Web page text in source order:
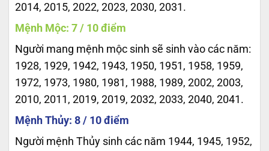
2014, 2015, 2022, 2023, 2030, 2031.
Mệnh Mộc: 7 / 10 điểm
Người mang mệnh mộc sinh sẽ sinh vào các năm:
1928, 1929, 1942, 1943, 1950, 1951, 1958, 1959,
1972, 1973, 1980, 1981, 1988, 1989, 2002, 2003,
2010, 2011, 2019, 2019, 2032, 2033, 2040, 2041.
Mệnh Thủy: 8 / 10 điểm
Người mệnh Thủy sinh các năm 1944, 1945, 1952,